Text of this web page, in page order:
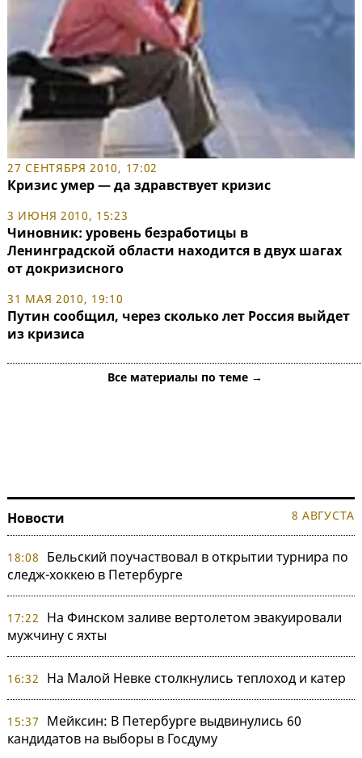
27 СЕНТЯБРЯ 2010, 17:02
Кризис умер — да здравствует кризис
3 ИЮНЯ 2010, 15:23
Чиновник: уровень безработицы в
Ленинградской области находится в двух шагах
от докризисного
31 МАЯ 2010, 19:10
Путин сообщил, через сколько лет Россия выйдет
из кризиса
Все материалы по теме →
Новости 8 АВГУСТА
18:08
Бельский поучаствовал в открытии турнира по
следж-хоккею в Петербурге
17:22
На Финском заливе вертолетом эвакуировали
мужчину с яхты
16:32 На Малой Невке столкнулись теплоход и катер
15:37
Мейксин: В Петербурге выдвинулись 60
кандидатов на выборы в Госдуму